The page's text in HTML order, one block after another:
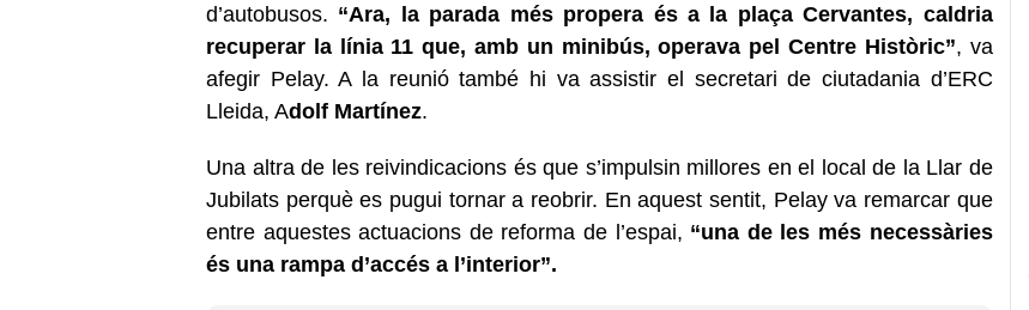
d’autobusos. “Ara, la parada més propera és a la plaça Cervantes, caldria
recuperar la línia 11 que, amb un minibús, operava pel Centre Històric”, va
afegir Pelay. A la reunió també hi va assistir el secretari de ciutadania d’ERC
Lleida, Adolf Martínez.
Una altra de les reivindicacions és que s’impulsin millores en el local de la Llar de
Jubilats perquè es pugui tornar a reobrir. En aquest sentit, Pelay va remarcar que
entre aquestes actuacions de reforma de l’espai, “una de les més necessàries
és una rampa d’accés a l’interior”.